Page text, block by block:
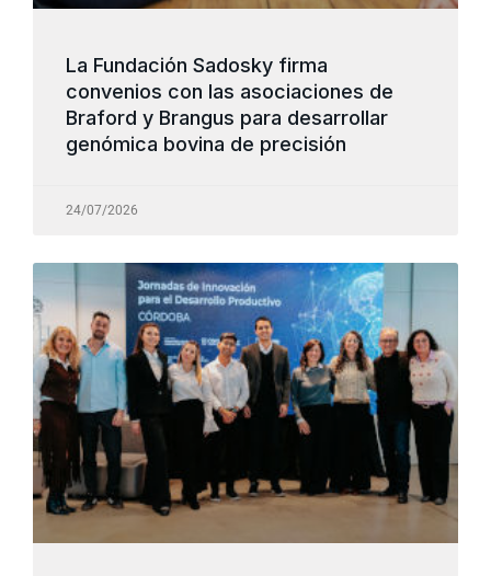
La Fundación Sadosky firma
convenios con las asociaciones de
Braford y Brangus para desarrollar
genómica bovina de precisión
24/07/2026